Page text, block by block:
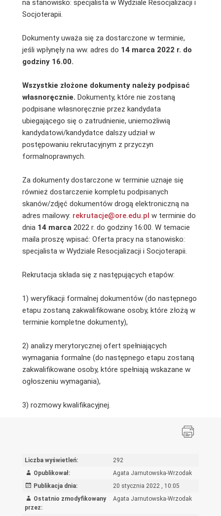
na stanowisko: specjalista w Wydziale Resocjalizacji i
Socjoterapii.
Dokumenty uważa się za dostarczone w terminie,
jeśli wpłynęły na ww. adres do 14 marca 2022 r. do
godziny 16.00.
Wszystkie złożone dokumenty należy podpisać
własnoręcznie. Dokumenty, które nie zostaną
podpisane własnoręcznie przez kandydata
ubiegającego się o zatrudnienie, uniemożliwią
kandydatowi/kandydatce dalszy udział w
postępowaniu rekrutacyjnym z przyczyn
formalnoprawnych.
Za dokumenty dostarczone w terminie uznaje się
również dostarczenie kompletu podpisanych
skanów/zdjęć dokumentów drogą elektroniczną na
adres mailowy: rekrutacje@ore.edu.pl w terminie do
dnia 14 marca2022 r. do godziny 16:00. W temacie
maila proszę wpisać: Oferta pracy na stanowisko:
specjalista w Wydziale Resocjalizacji i Socjoterapii.
Rekrutacja składa się z następujących etapów:
1) weryfikacji formalnej dokumentów (do następnego
etapu zostaną zakwalifikowane osoby, które złożą w
terminie kompletne dokumenty),
2) analizy merytorycznej ofert spełniających
wymagania formalne (do następnego etapu zostaną
zakwalifikowane osoby, które spełniają wskazane w
ogłoszeniu wymagania),
3) rozmowy kwalifikacyjnej.
Liczba wyświetleń:
292
Opublikował:
Agata Jarnutowska-Wrzodak
Publikacja dnia:
20 stycznia 2022 , 10:05
Ostatnio zmodyfikowany
przez:
Agata Jarnutowska-Wrzodak